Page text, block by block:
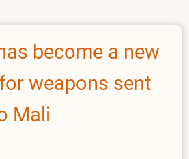
become a new
weapons sent
Mali